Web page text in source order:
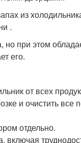
из
.
но при этом
его.
от всех
и очистить все
отдельно.
включая